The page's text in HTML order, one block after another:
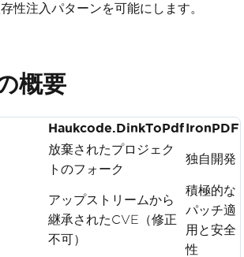
性注入パターンを可能にします。
概要
Haukcode.DinkToPdfIronPDF
放棄されたプロジェク
トのフォーク
独自開発
アップストリームから
継承されたCVE（修正
不可）
積極的な
パッチ適
用と安全
性